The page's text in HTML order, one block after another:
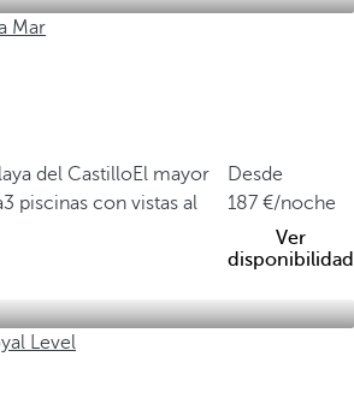
Mar
del CastilloEl mayor
3 piscinas con vistas al
Desde
187
/noche
Ver
disponibilidad
Level